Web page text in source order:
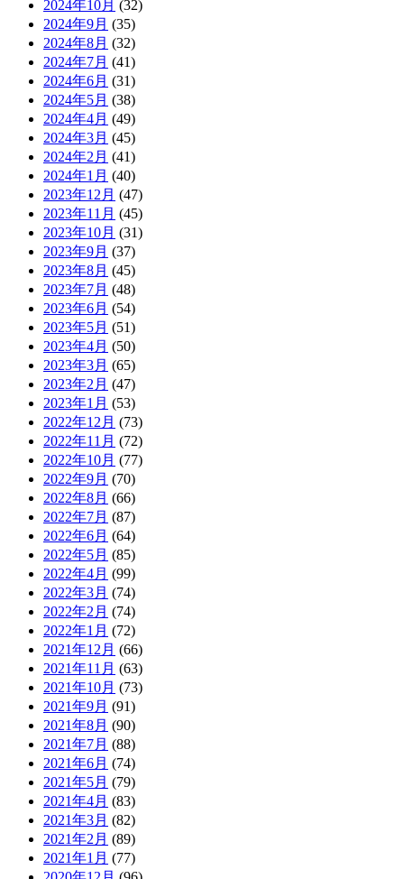
2024年10月 (32)
2024年9月 (35)
2024年8月 (32)
2024年7月 (41)
2024年6月 (31)
2024年5月 (38)
2024年4月 (49)
2024年3月 (45)
2024年2月 (41)
2024年1月 (40)
2023年12月 (47)
2023年11月 (45)
2023年10月 (31)
2023年9月 (37)
2023年8月 (45)
2023年7月 (48)
2023年6月 (54)
2023年5月 (51)
2023年4月 (50)
2023年3月 (65)
2023年2月 (47)
2023年1月 (53)
2022年12月 (73)
2022年11月 (72)
2022年10月 (77)
2022年9月 (70)
2022年8月 (66)
2022年7月 (87)
2022年6月 (64)
2022年5月 (85)
2022年4月 (99)
2022年3月 (74)
2022年2月 (74)
2022年1月 (72)
2021年12月 (66)
2021年11月 (63)
2021年10月 (73)
2021年9月 (91)
2021年8月 (90)
2021年7月 (88)
2021年6月 (74)
2021年5月 (79)
2021年4月 (83)
2021年3月 (82)
2021年2月 (89)
2021年1月 (77)